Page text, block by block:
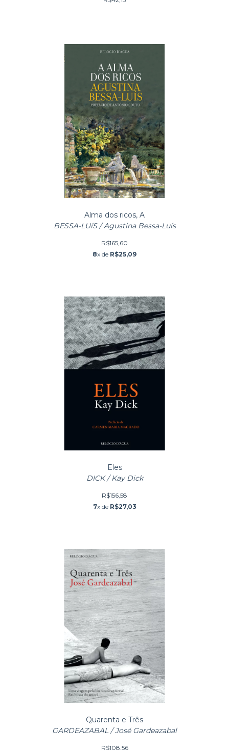
Alma dos ricos, A
BESSA-LUíS / Agustina Bessa-Luís
R$165,60
8x de R$25,09
Eles
DICK / Kay Dick
R$156,58
7x de R$27,03
Quarenta e Três
GARDEAZABAL / José Gardeazabal
R$108,56